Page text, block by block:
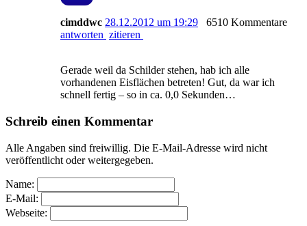
cimddwc 28.12.2012 um 19:29
6510 Kommentare
antworten zitieren
Gerade weil da Schilder stehen, hab ich alle
vorhandenen Eisflächen betreten! Gut, da war ich
schnell fertig – so in ca. 0,0 Sekunden…
Schreib einen Kommentar
Alle Angaben sind freiwillig. Die E-Mail-Adresse wird nicht
veröffentlicht oder weitergegeben.
Name:
E-Mail:
Webseite: